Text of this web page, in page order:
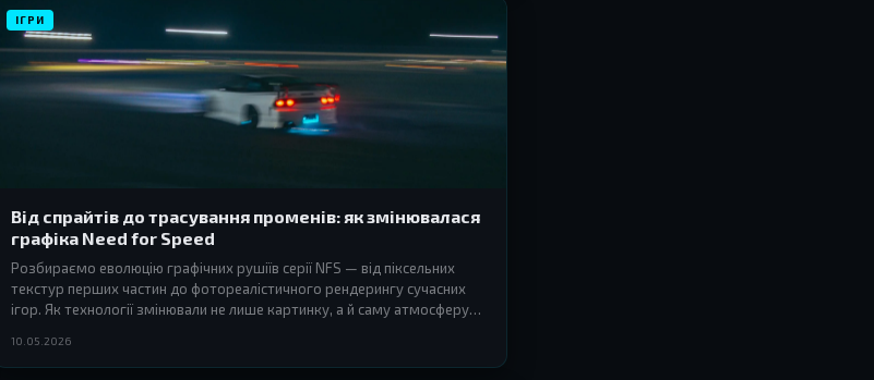
ІГРИ
Від спрайтів до трасування променів: як змінювалася
графіка Need for Speed
Розбираємо еволюцію графічних рушіїв серії NFS — від піксельних
текстур перших частин до фотореалістичного рендерингу сучасних
ігор. Як технології змінювали не лише картинку, а й саму атмосферу
10.05.2026